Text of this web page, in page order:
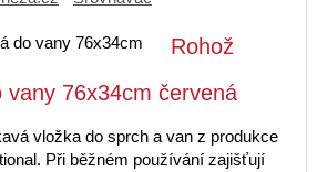
Rohož
vany 76x34cm červená
vložka do sprch a van z produkce
Při běžném používání zajišťují